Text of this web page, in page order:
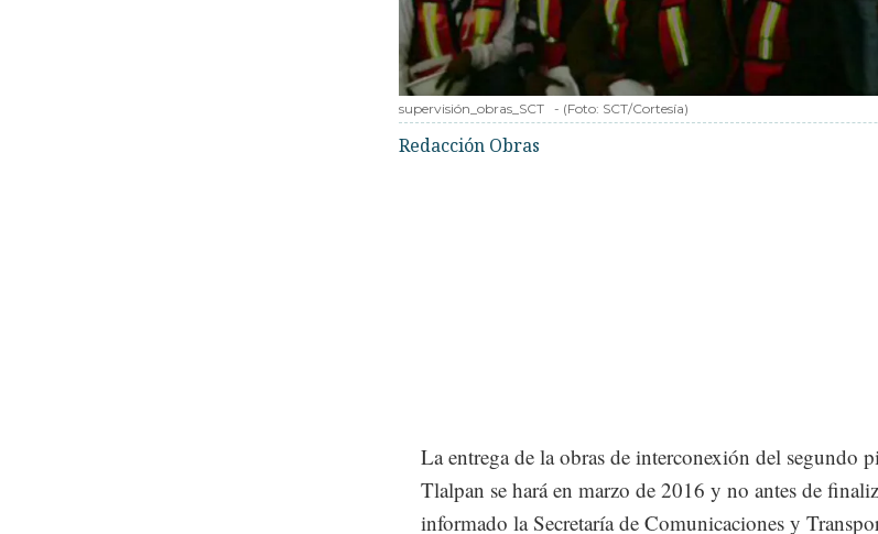
supervisión_obras_SCT - (Foto: SCT/Cortesía)
Redacción Obras
La entrega de la obras de interconexión del segundo
Tlalpan se hará en marzo de 2016 y no antes de
informado la Secretaría de Comunicaciones y